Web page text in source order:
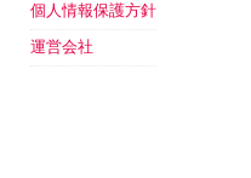
個人情報保護方針
運営会社